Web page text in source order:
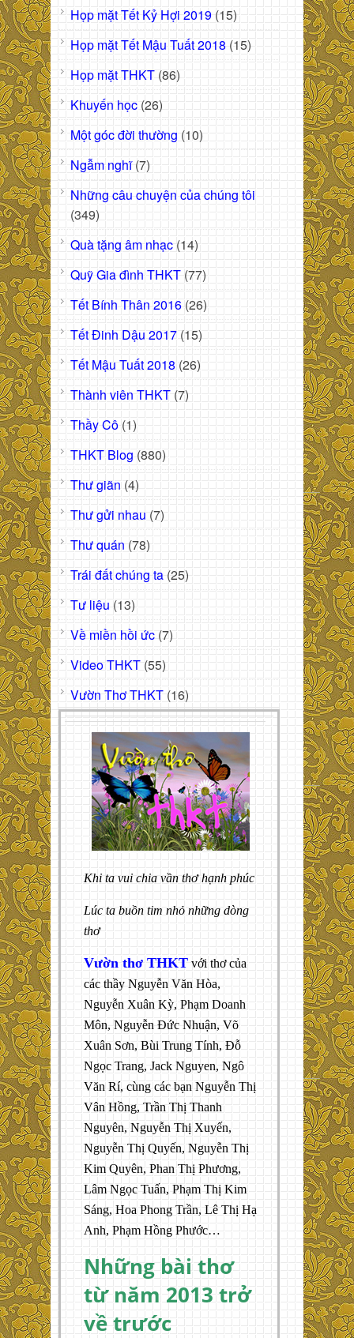
Họp mặt Tết Kỷ Hợi 2019 (15)
Họp mặt Tết Mậu Tuất 2018 (15)
Họp mặt THKT (86)
Khuyến học (26)
Một góc đời thường (10)
Ngẫm nghĩ(7)
Những câu chuyện của chúng tôi
(349)
Quà tặng âm nhạc (14)
Quỹ Gia đình THKT (77)
Tết Bính Thân 2016 (26)
Tết Đinh Dậu 2017 (15)
Tết Mậu Tuất 2018 (26)
Thành viên THKT (7)
Thầy Cô (1)
THKT Blog (880)
Thư giãn (4)
Thư gửi nhau (7)
Thư quán (78)
Trái đất chúng ta (25)
Tư liệu (13)
Về miền hồi ức (7)
Video THKT (55)
Vườn Thơ THKT (16)
Khi ta vui chia vần thơ hạnh phúc
Lúc ta buồn tim nhỏ những dòng
thơ
Vườn thơ THKT với thơ của
các thầy Nguyễn Văn Hòa,
Nguyễn Xuân Kỳ, Phạm Doanh
Môn, Nguyễn Đức Nhuận, Võ
Xuân Sơn, Bùi Trung Tính, Đỗ
Ngọc Trang, Jack Nguyen, Ngô
Văn Rí, cùng các bạn Nguyễn Thị
Vân Hồng, Trần Thị Thanh
Nguyên, Nguyễn Thị Xuyến,
Nguyễn Thị Quyến, Nguyễn Thị
Kim Quyên, Phan Thị Phương,
Lâm Ngọc Tuấn, Phạm Thị Kim
Sáng, Hoa Phong Trần, Lê Thị Hạ
Anh, Phạm Hồng Phước…
Những bài thơ
từ năm 2013 trở
về trước